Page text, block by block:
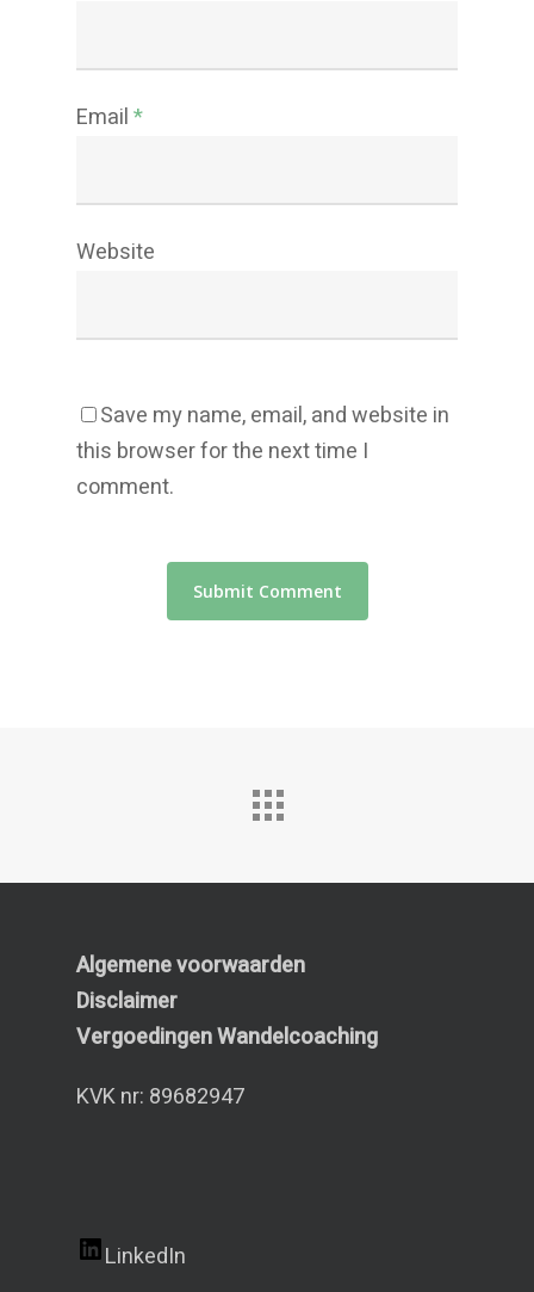
Email*
Website
Save my name, email, and website in
this browser for the next time I
comment.
Algemene voorwaarden
Disclaimer
Vergoedingen Wandelcoaching
KVK nr: 89682947
LinkedIn